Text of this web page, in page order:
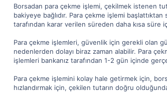
Borsadan para çekme işlemi, çekilmek istenen
bakiyeye bağlıdır. Para çekme işlemi
tarafından karar verilen süreden daha kısa süre
Para çekme işlemleri, güvenlik için gerekli olan
nedenlerden dolayı biraz zaman alabilir. Para
işlemleri bankanız tarafından 1-2 gün içinde
Para çekme işlemini kolay hale getirmek için,
hızlandırmak için, çekilen tutarın doğru